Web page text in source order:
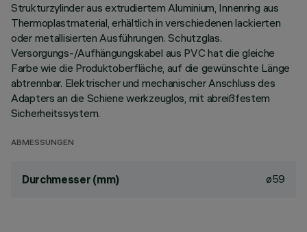
Strukturzylinder aus extrudiertem Aluminium, Innenring aus
Thermoplastmaterial, erhältlich in verschiedenen lackierten
oder metallisierten Ausführungen. Schutzglas.
Versorgungs-/Aufhängungskabel aus PVC hat die gleiche
Farbe wie die Produktoberfläche, auf die gewünschte Länge
abtrennbar. Elektrischer und mechanischer Anschluss des
Adapters an die Schiene werkzeuglos, mit abreißfestem
Sicherheitssystem.
ABMESSUNGEN
Durchmesser (mm) ø59